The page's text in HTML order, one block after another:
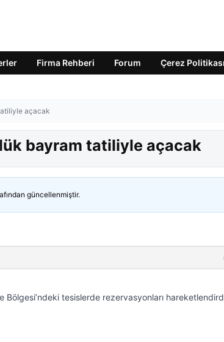
Firma Rehberi Forum Çerez Politikası
açacak
bayram tatiliyle açacak
güncellenmiştir.
Bölgesi’ndeki tesislerde rezervasyonları